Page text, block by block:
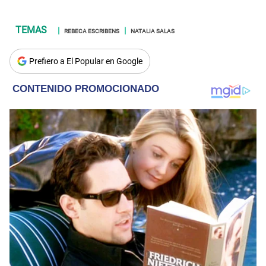
REBECA ESCRIBENS NATALIA SALAS
Prefiero a El Popular en Google